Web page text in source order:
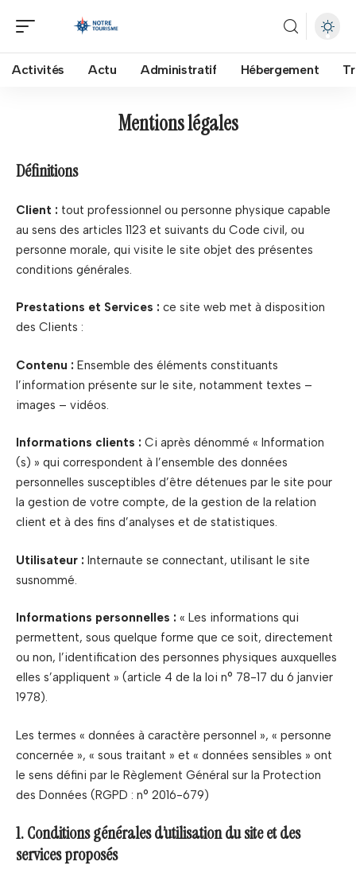
Activités Actu Administratif Hébergement
Mentions légales
Définitions
Client : tout professionnel ou personne physique capable
au sens des articles 1123 et suivants du Code civil, ou
personne morale, qui visite le site objet des présentes
conditions générales.
Prestations et Services : ce site web met à disposition
des Clients :
Contenu : Ensemble des éléments constituants
l’information présente sur le site, notamment textes –
images – vidéos.
Informations clients : Ci après dénommé « Information
(s) » qui correspondent à l’ensemble des données
personnelles susceptibles d’être détenues par le site pour
la gestion de votre compte, de la gestion de la relation
client et à des fins d’analyses et de statistiques.
Utilisateur : Internaute se connectant, utilisant le site
susnommé.
Informations personnelles : « Les informations qui
permettent, sous quelque forme que ce soit, directement
ou non, l’identification des personnes physiques auxquelles
elles s’appliquent » (article 4 de la loi n° 78-17 du 6 janvier
1978).
Les termes « données à caractère personnel », « personne
concernée », « sous traitant » et « données sensibles » ont
le sens défini par le Règlement Général sur la Protection
des Données (RGPD : n° 2016-679)
1. Conditions générales d’utilisation du site et des
services proposés